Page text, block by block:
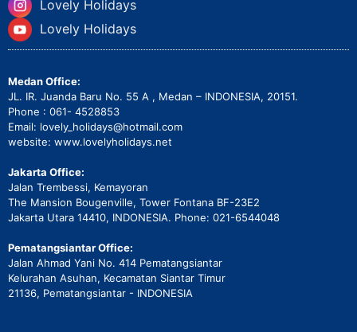
Lovely Holidays
Lovely Holidays
Medan Office:
JL. IR. Juanda Baru No. 55 A , Medan – INDONESIA, 20151.
Phone : 061- 4528853
Email: lovely_holidays@hotmail.com
website: www.lovelyholidays.net
Jakarta Office:
Jalan Trembessi, Kemayoran
The Mansion Bougenville, Tower Fontana BF-23E2
Jakarta Utara 14410, INDONESIA. Phone: 021-6544048
Pematangsiantar Office:
Jalan Ahmad Yani No. 414 Pematangsiantar
Kelurahan Asuhan, Kecamatan Siantar Timur
21136, Pematangsiantar - INDONESIA